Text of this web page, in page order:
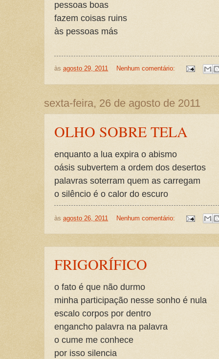
pessoas boas
fazem coisas ruins
às pessoas más
às agosto 29, 2011 Nenhum comentário:
sexta-feira, 26 de agosto de 2011
OLHO SOBRE TELA
enquanto a lua expira o abismo
oásis subvertem a ordem dos desertos
palavras soterram quem as carregam
o silêncio é o calor do escuro
às agosto 26, 2011 Nenhum comentário:
FRIGORÍFICO
o fato é que não durmo
minha participação nesse sonho é nula
escalo corpos por dentro
engancho palavra na palavra
o cume me conhece
por isso silencia